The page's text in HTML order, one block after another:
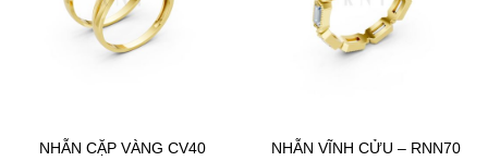
NHẪN CẶP VÀNG CV40 NHẪN VĨNH CỬU – RNN70